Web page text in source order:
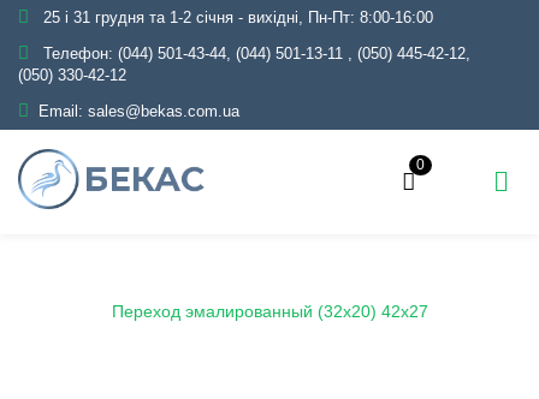
25 і 31 грудня та 1-2 січня - вихідні, Пн-Пт: 8:00-16:00
Телефон: (044) 501-43-44, (044) 501-13-11 , (050) 445-42-12,
(050) 330-42-12
Email: sales@bekas.com.ua
0
Переход эмалированный (32х20) 42х27